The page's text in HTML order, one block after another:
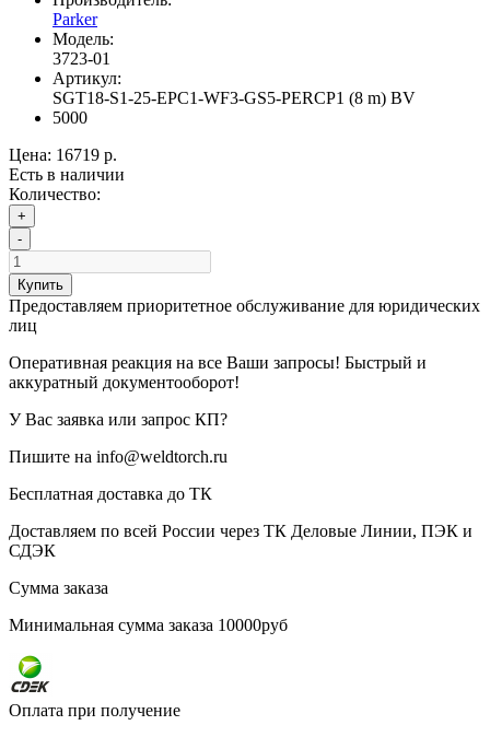
Parker
Модель:
3723-01
Артикул:
SGT18-S1-25-EPC1-WF3-GS5-PERCP1 (8 m) BV
5000
Цена: 16719 р.
Есть в наличии
Количество:
+
-
Купить
Предоставляем приоритетное обслуживание для юридических
лиц
Оперативная реакция на все Ваши запросы! Быстрый и
аккуратный документооборот!
У Вас заявка или запрос КП?
Пишите на info@weldtorch.ru
Бесплатная доставка до ТК
Доставляем по всей России через ТК Деловые Линии, ПЭК и
СДЭК
Сумма заказа
Минимальная сумма заказа 10000руб
Оплата при получение